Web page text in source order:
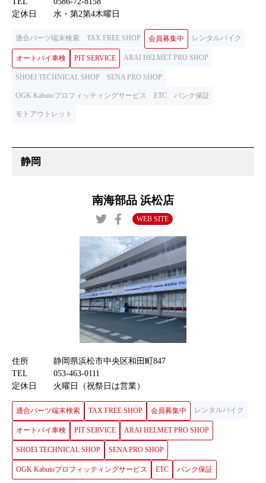
定休日
水・第2第4木曜日
適合パーツ端末検索 TAX FREE SHOP 会員募集中 レンタルバイク
オートバイ車検 PIT SERVICE ARAI HELMET PRO SHOP
SHOEI TECHNICAL SHOP SENA PRO SHOP
OGK Kabutoプロフィッティングサービス ETC パンク保証
モトアウトレット
南海部品 浜松店
WEB SITE
住所
静岡県浜松市中央区和田町847
TEL
053-463-0111
定休日
火曜日（祝祭日は営業）
適合パーツ端末検索 TAX FREE SHOP 会員募集中 レンタルバイク
オートバイ車検 PIT SERVICE ARAI HELMET PRO SHOP
SHOEI TECHNICAL SHOP SENA PRO SHOP
OGK Kabutoプロフィッティングサービス ETC パンク保証